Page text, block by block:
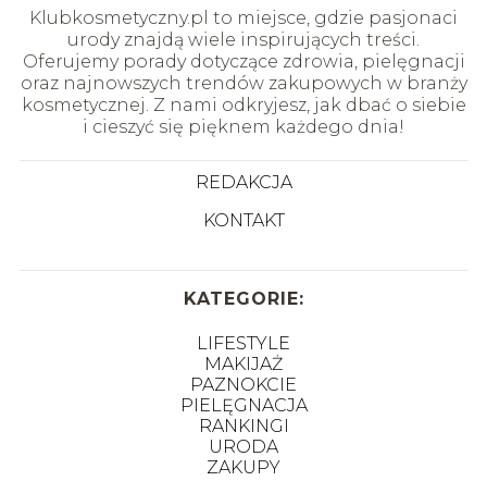
Klubkosmetyczny.pl to miejsce, gdzie pasjonaci
urody znajdą wiele inspirujących treści.
Oferujemy porady dotyczące zdrowia, pielęgnacji
oraz najnowszych trendów zakupowych w branży
kosmetycznej. Z nami odkryjesz, jak dbać o siebie
i cieszyć się pięknem każdego dnia!
REDAKCJA
KONTAKT
KATEGORIE:
LIFESTYLE
MAKIJAŻ
PAZNOKCIE
PIELĘGNACJA
RANKINGI
URODA
ZAKUPY